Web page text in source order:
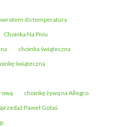
do temperatury
Choinka Na Pniu
choinka świąteczna
świąteczna
choinkę żywą na Allegro
Paweł Gołaś